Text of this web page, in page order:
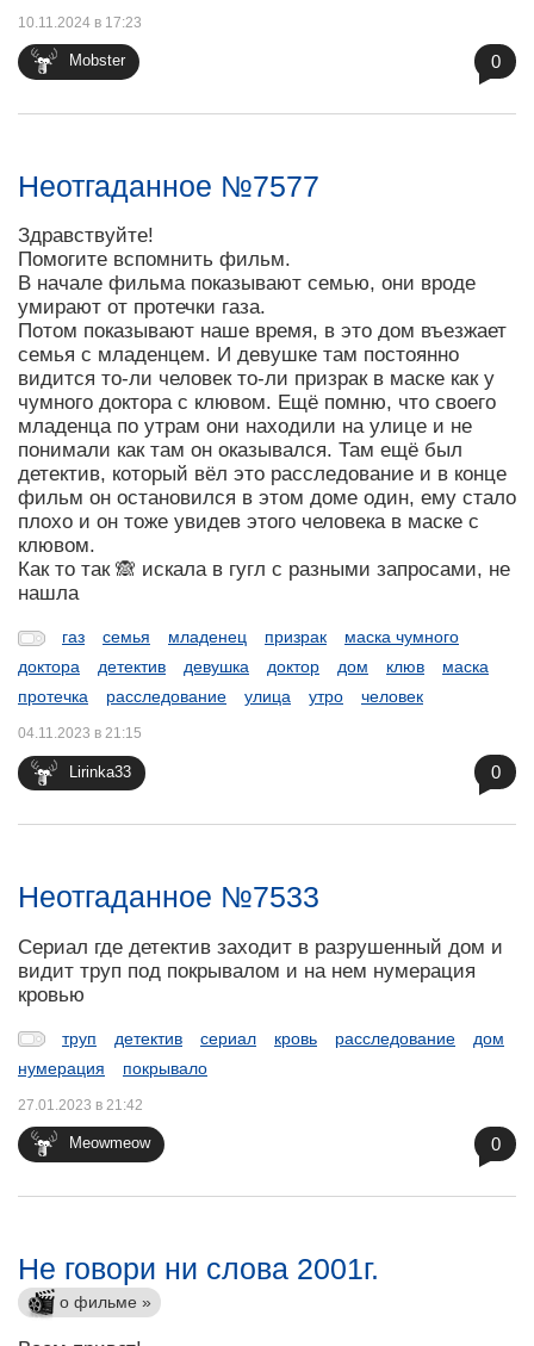
Mobster
10.11.2024 в 17:23
0
Неотгаданное №7577
Здравствуйте!
Помогите вспомнить фильм.
В начале фильма показывают семью, они вроде
умирают от протечки газа.
Потом показывают наше время, в это дом въезжает
семья с младенцем. И девушке там постоянно
видится то-ли человек то-ли призрак в маске как у
чумного доктора с клювом. Ещё помню, что своего
младенца по утрам они находили на улице и не
понимали как там он оказывался. Там ещё был
детектив, который вёл это расследование и в конце
фильм он остановился в этом доме один, ему стало
плохо и он тоже увидев этого человека в маске с
клювом.
Как то так 🙈 искала в гугл с разными запросами, не
нашла
газ семья младенец призрак
маска чумного
доктора
детектив девушка доктор дом клюв
маска
протечка
расследование улица утро человек
Lirinka33
04.11.2023 в 21:15
0
Неотгаданное №7533
Сериал где детектив заходит в разрушенный дом и
видит труп под покрывалом и на нем нумерация
кровью
труп детектив сериал кровь расследование
дом
нумерация
покрывало
Meowmeow
27.01.2023 в 21:42
0
Не говори ни слова 2001г.
о фильме »